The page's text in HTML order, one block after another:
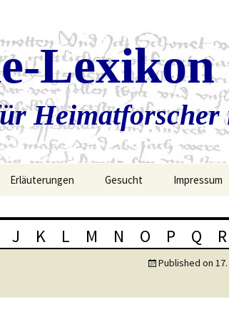
Lexikon
Heimatforscher
Erläuterungen Gesucht Impressum
J K L M N O P Q R
Published on